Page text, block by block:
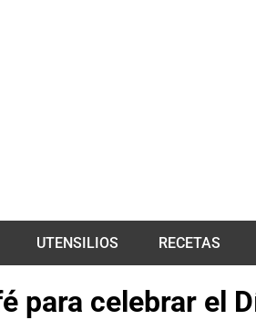
UTENSILIOS RECETAS
para celebrar el